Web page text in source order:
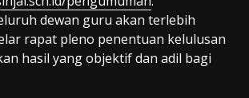
dewan guru akan terlebih
rapat pleno penentuan kelulusan
hasil yang objektif dan adil bagi